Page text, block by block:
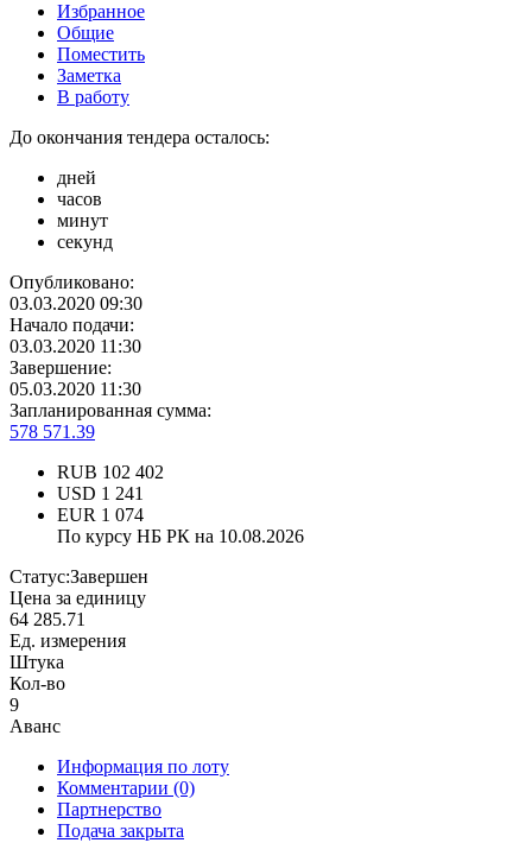
Избранное
Общие
Поместить
Заметка
В работу
До окончания тендера осталось:
дней
часов
минут
секунд
Опубликовано:
03.03.2020 09:30
Начало подачи:
03.03.2020 11:30
Завершение:
05.03.2020 11:30
Запланированная сумма:
578 571.39
RUB 102 402
USD 1 241
EUR 1 074
По курсу НБ РК на 10.08.2026
Статус:Завершен
Цена за единицу
64 285.71
Ед. измерения
Штука
Кол-во
9
Аванс
Информация по лоту
Комментарии (0)
Партнерство
Подача закрыта